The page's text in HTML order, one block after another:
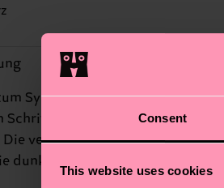
Consent
This website uses cookies
Symbionten mit unserer
Schriftzug "Venom" in der Nähe
verstärkte Ferse und Spitze
dunklere Seite des Spider-Verse